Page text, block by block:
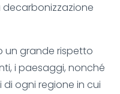
decarbonizzazione
un grande rispetto
i paesaggi, nonché
di ogni regione in cui